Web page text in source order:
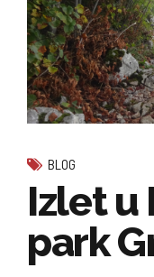
BLOG
Izlet u
park